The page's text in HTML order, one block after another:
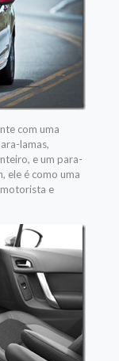
com uma
lamas,
e um para-
ele é como uma
e